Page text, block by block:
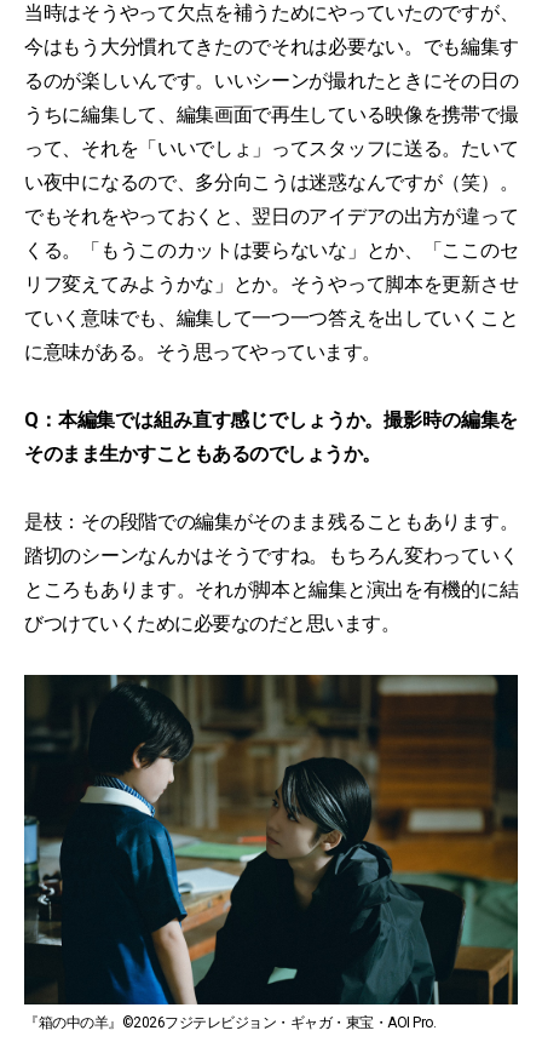
当時はそうやって欠点を補うためにやっていたのですが、
今はもう大分慣れてきたのでそれは必要ない。でも編集す
るのが楽しいんです。いいシーンが撮れたときにその日の
うちに編集して、編集画面で再生している映像を携帯で撮
って、それを「いいでしょ」ってスタッフに送る。たいて
い夜中になるので、多分向こうは迷惑なんですが（笑）。
でもそれをやっておくと、翌日のアイデアの出方が違って
くる。「もうこのカットは要らないな」とか、「ここのセ
リフ変えてみようかな」とか。そうやって脚本を更新させ
ていく意味でも、編集して一つ一つ答えを出していくこと
に意味がある。そう思ってやっています。
Q：本編集では組み直す感じでしょうか。撮影時の編集を
そのまま生かすこともあるのでしょうか。
是枝：その段階での編集がそのまま残ることもあります。
踏切のシーンなんかはそうですね。もちろん変わっていく
ところもあります。それが脚本と編集と演出を有機的に結
びつけていくために必要なのだと思います。
『箱の中の羊』©2026フジテレビジョン・ギャガ・東宝・AOI Pro.